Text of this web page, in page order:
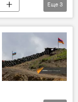
Еще 3